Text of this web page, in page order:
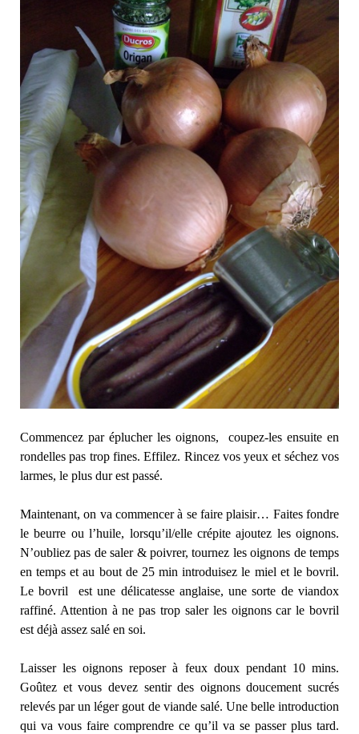
Commencez par éplucher les oignons, coupez-les ensuite en
rondelles pas trop fines. Effilez. Rincez vos yeux et séchez vos
larmes, le plus dur est passé.
Maintenant, on va commencer à se faire plaisir… Faites fondre
le beurre ou l’huile, lorsqu’il/elle crépite ajoutez les oignons.
N’oubliez pas de saler & poivrer, tournez les oignons de temps
en temps et au bout de 25 min introduisez le miel et le bovril.
Le bovril est une délicatesse anglaise, une sorte de viandox
raffiné. Attention à ne pas trop saler les oignons car le bovril
est déjà assez salé en soi.
Laisser les oignons reposer à feux doux pendant 10 mins.
Goûtez et vous devez sentir des oignons doucement sucrés
relevés par un léger gout de viande salé. Une belle introduction
qui va vous faire comprendre ce qu’il va se passer plus tard.